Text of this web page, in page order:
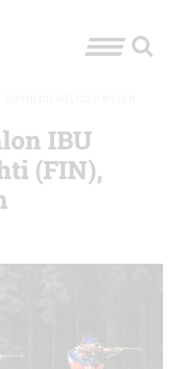
IBU
(FIN),